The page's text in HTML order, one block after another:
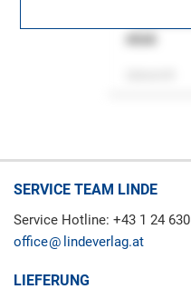
SERVICE TEAM LINDE
Service Hotline: +43 1 24 630
office
lindeverlag.at
LIEFERUNG